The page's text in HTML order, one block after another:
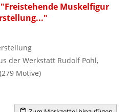
Muskelfigur
der Werkstatt Rudolf Pohl,
Motive)